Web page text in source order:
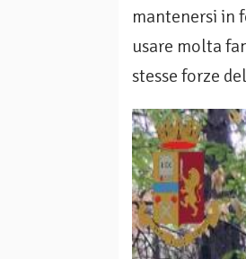
mantenersi in
usare molta
stesse forze